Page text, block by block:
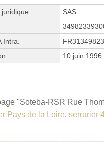
SAS
Intra.
10 juin 1996
"Soteba-RSR Rue
Pays de la Loire, serrurier